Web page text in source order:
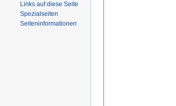
Links auf diese Seite
Spezialseiten
Seiteninformationen